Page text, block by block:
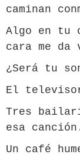
caminan
Algo en tu
cara me da
¿Será tu
El
Tres
esa
Un café